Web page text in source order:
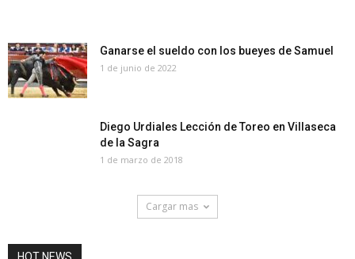
Ganarse el sueldo con los bueyes de Samuel
1 de junio de 2022
Diego Urdiales Lección de Toreo en Villaseca
de la Sagra
1 de marzo de 2018
Cargar mas